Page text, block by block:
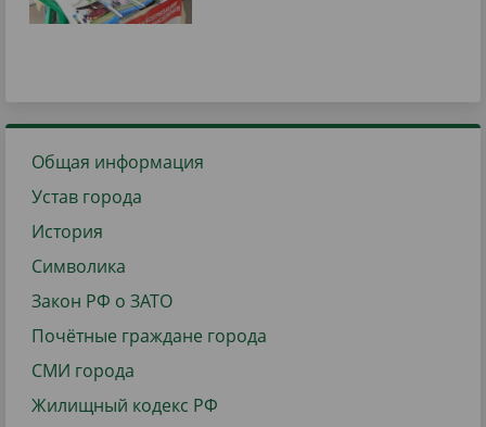
Общая информация
Устав города
История
Символика
Закон РФ о ЗАТО
Почётные граждане города
СМИ города
Жилищный кодекс РФ